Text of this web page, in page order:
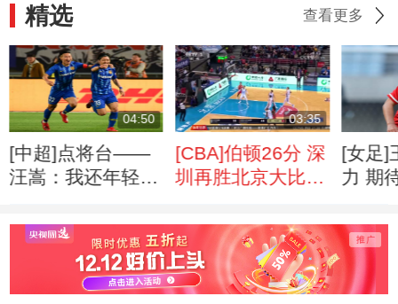
精选 查看更多
04:50
[中超]点将台——
汪嵩：我还年轻
03:35
[CBA]伯顿26分 深
圳再胜北京大比分
[女足]
力 期